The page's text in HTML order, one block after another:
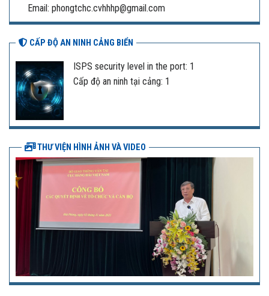
Email: phongtchc.cvhhhp@gmail.com
CẤP ĐỘ AN NINH CẢNG BIỂN
ISPS security level in the port: 1
Cấp độ an ninh tại cảng: 1
THƯ VIỆN HÌNH ẢNH VÀ VIDEO